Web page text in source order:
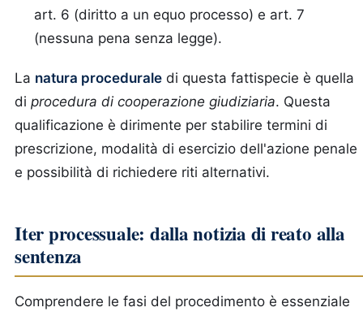
art. 6 (diritto a un equo processo) e art. 7
(nessuna pena senza legge).
La natura procedurale di questa fattispecie è quella
di procedura di cooperazione giudiziaria. Questa
qualificazione è dirimente per stabilire termini di
prescrizione, modalità di esercizio dell'azione penale
e possibilità di richiedere riti alternativi.
Iter processuale: dalla notizia di reato alla
sentenza
Comprendere le fasi del procedimento è essenziale